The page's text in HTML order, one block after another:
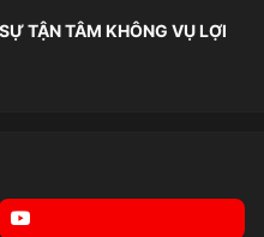
TẬN TÂM KHÔNG VỤ LỢI